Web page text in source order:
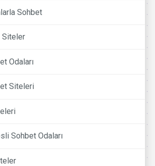
Sohbet
Siteler
Odaları
Siteleri
Sohbet Odaları